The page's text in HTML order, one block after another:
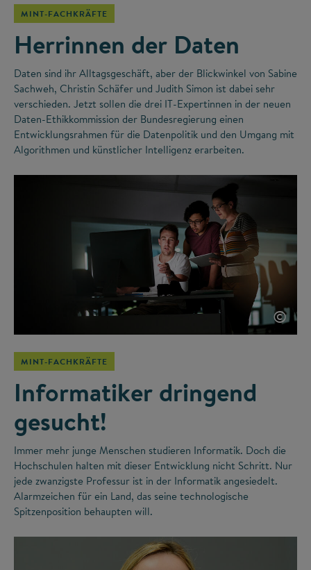
MINT-FACHKRÄFTE
Herrinnen der Daten
Daten sind ihr Alltagsgeschäft, aber der Blickwinkel von Sabine
Sachweh, Christin Schäfer und Judith Simon ist dabei sehr
verschieden. Jetzt sollen die drei IT-Expertinnen in der neuen
Daten-Ethikkommission der Bundesregierung einen
Entwicklungsrahmen für die Datenpolitik und den Umgang mit
Algorithmen und künstlicher Intelligenz erarbeiten.
©
MINT-FACHKRÄFTE
Informatiker dringend
gesucht!
Immer mehr junge Menschen studieren Informatik. Doch die
Hochschulen halten mit dieser Entwicklung nicht Schritt. Nur
jede zwanzigste Professur ist in der Informatik angesiedelt.
Alarmzeichen für ein Land, das seine technologische
Spitzenposition behaupten will.